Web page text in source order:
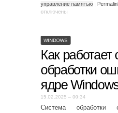
управление памятью |
отключены
WINDOWS
Как работает
обработки
ядре
15.02.2025 – 00:34
Система